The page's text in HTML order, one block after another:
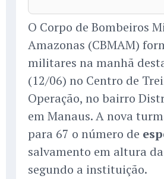
O Corpo de Bombeiros
Amazonas (CBMAM)
militares na manhã
(12/06) no Centro de
Operação, no bairro
em Manaus. A nova
para 67 o número de
salvamento em altura
segundo a instituição.